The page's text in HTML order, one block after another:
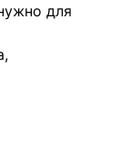
для